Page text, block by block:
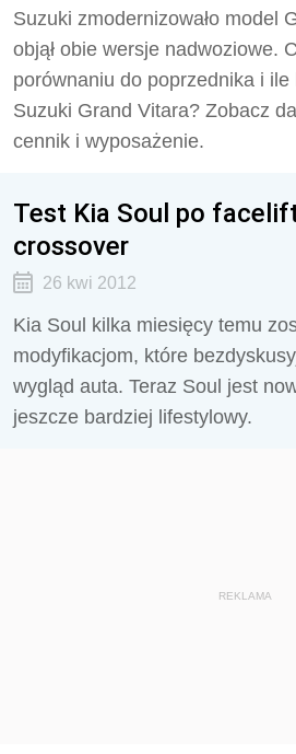
Suzuki zmodernizowało model
objął obie wersje nadwoziowe.
porównaniu do poprzednika i
Suzuki Grand Vitara? Zobacz
cennik i wyposażenie.
Test Kia Soul po
crossover
26 kwi 2012
Kia Soul kilka miesięcy temu
modyfikacjom, które
wygląd auta. Teraz Soul jest
jeszcze bardziej lifestylowy.
REKLAMA